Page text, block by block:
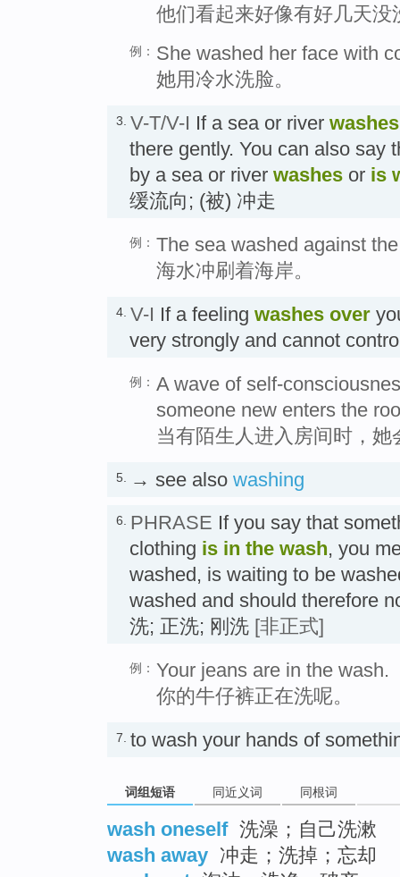
他们看起来好像有好几天没
例： She washed her face with
她用冷水洗脸。
3. V-T/V-I If a sea or river washes
there gently. You can also say
by a sea or river washes or is
缓流向; (被) 冲走
例： The sea washed against
海水冲刷着海岸。
4. V-I If a feeling washes over
very strongly and cannot
例： A wave of self-
someone new enters the
当有陌生人进入房间时，她
5. → see also washing
6. PHRASE If you say that
clothing is in the wash, you
washed, is waiting to be
washed and should therefore
洗; 正洗; 刚洗 [非正式]
例： Your jeans are in the wash.
你的牛仔裤正在洗呢。
7. to wash your hands of
词组短语 同近义词 同根词
wash oneself 洗澡；自己洗漱
wash away 冲走；洗掉；忘却